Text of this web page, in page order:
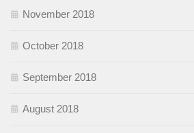
November 2018
October 2018
September 2018
August 2018